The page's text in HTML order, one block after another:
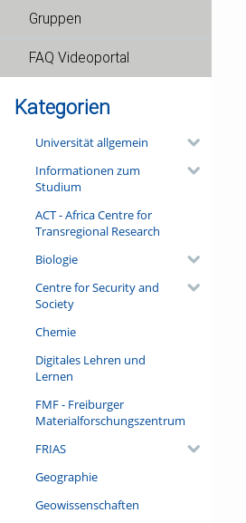
Gruppen
FAQ Videoportal
Kategorien
Universität allgemein
Informationen zum
Studium
ACT - Africa Centre for
Transregional Research
Biologie
Centre for Security and
Society
Chemie
Digitales Lehren und
Lernen
FMF - Freiburger
Materialforschungszentrum
FRIAS
Geographie
Geowissenschaften